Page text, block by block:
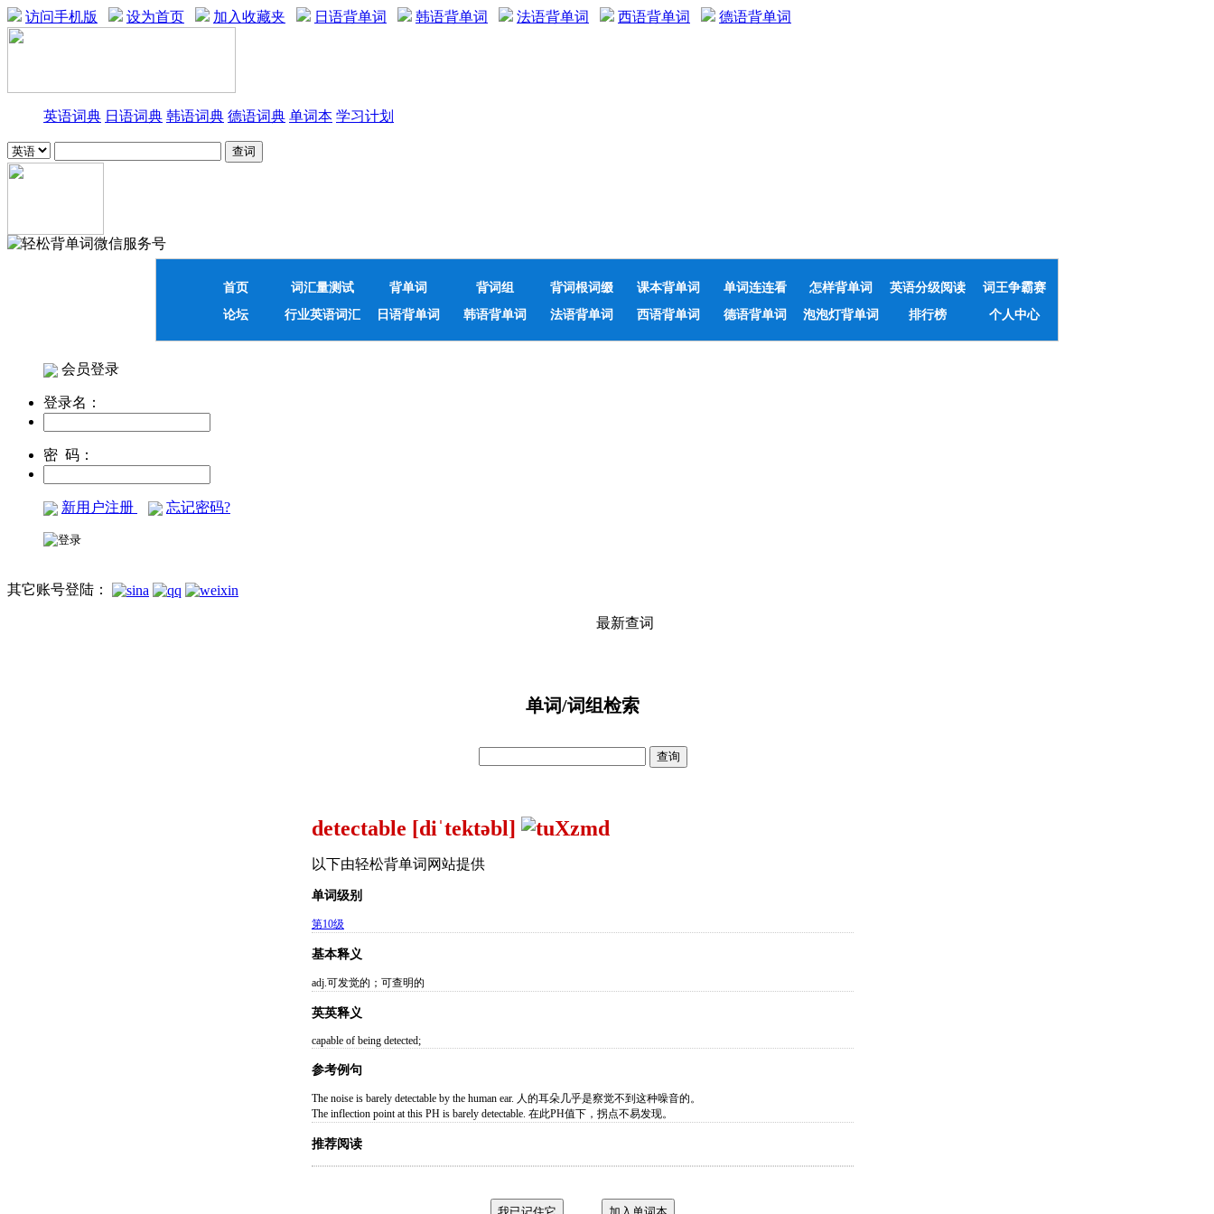
访问手机版 设为首页 加入收藏夹 日语背单词 韩语背单词 法语背单词 西语背单词 德语背单词
英语词典 日语词典 韩语词典 德语词典 单词本 学习计划
首页 词汇量测试 背单词 背词组 背词根词缀 课本背单词 单词连连看 怎样背单词 英语分级阅读
词王争霸赛
论坛
行业英语词汇 日语背单词 韩语背单词 法语背单词 西语背单词 德语背单词 泡泡灯背单词 排行榜 个人中心
会员登录
登录名：
密 码：
新用户注册 忘记密码?
其它账号登陆：
最新查词
单词/词组检索
detectable [diˈtektəbl]
以下由轻松背单词网站提供
单词级别
第10级
基本释义
adj.可发觉的；可查明的
英英释义
capable of being detected;
参考例句
The noise is barely detectable by the human ear. 人的耳朵几乎是察觉不到这种噪音的。
The inflection point at this PH is barely detectable. 在此PH值下，拐点不易发现。
推荐阅读